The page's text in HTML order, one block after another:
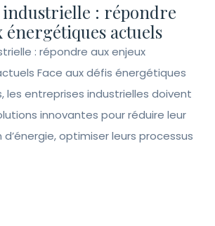
: répondre
énergétiques actuels
: répondre aux enjeux
Face aux défis énergétiques
les entreprises industrielles doivent
innovantes pour réduire leur
optimiser leurs processus